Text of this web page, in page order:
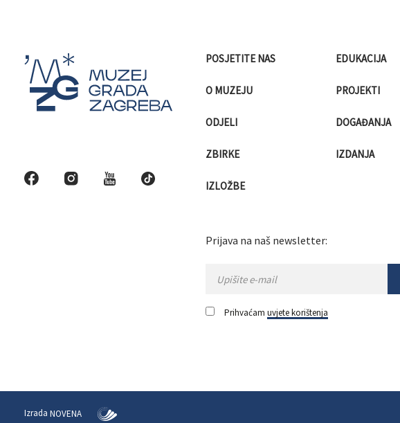
POSJETITE NAS
O MUZEJU
ODJELI
ZBIRKE
IZLOŽBE
EDUKACIJA
PROJEKTI
DOGAĐANJA
IZDANJA
Prijava na naš newsletter:
Prihvaćam uvjete korištenja
Izrada NOVENA